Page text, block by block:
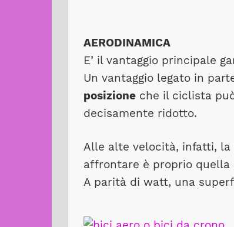
AERODINAMICA
E’ il vantaggio principale
Un vantaggio legato in
posizione che il ciclista
decisamente ridotto.
Alle alte velocità, infatti, la
affrontare è proprio quella
A parità di watt, una